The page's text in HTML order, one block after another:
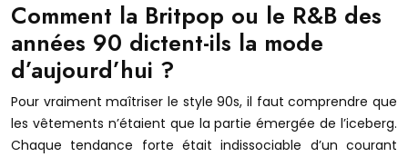
Comment la Britpop ou le R&B des
années 90 dictent-ils la mode
d’aujourd’hui ?
Pour vraiment maîtriser le style 90s, il faut comprendre que
les vêtements n’étaient que la partie émergée de l’iceberg.
Chaque tendance forte était indissociable d’un courant